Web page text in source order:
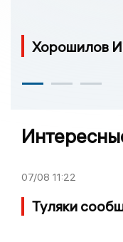
Хорошилов
07/08 11:22
Туляки